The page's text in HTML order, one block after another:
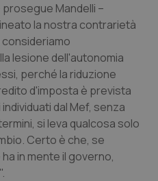
Ulcerosa
neurodegenerative
Mandelli –
la nostra contrarietà
consideriamo
lesione dell'autonomia
perché la riduzione
d'imposta è prevista
dal Mef, senza
si leva qualcosa solo
Certo è che, se
in mente il governo,